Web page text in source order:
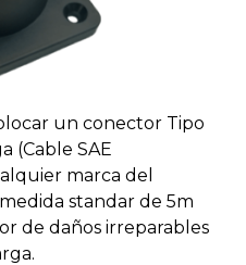
un conector Tipo
(Cable SAE
marca del
standar de 5m
de daños irreparables